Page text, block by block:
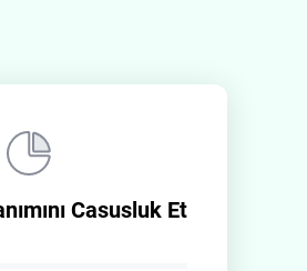
Casusluk Et